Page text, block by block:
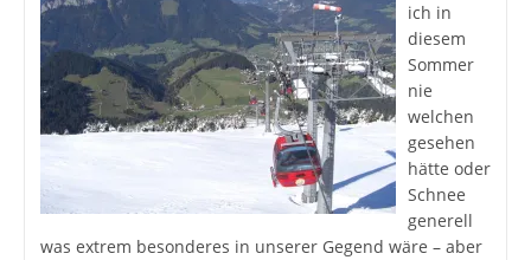
ich in
diesem
Sommer
nie
welchen
gesehen
hätte oder
Schnee
generell
was extrem besonderes in unserer Gegend wäre – aber